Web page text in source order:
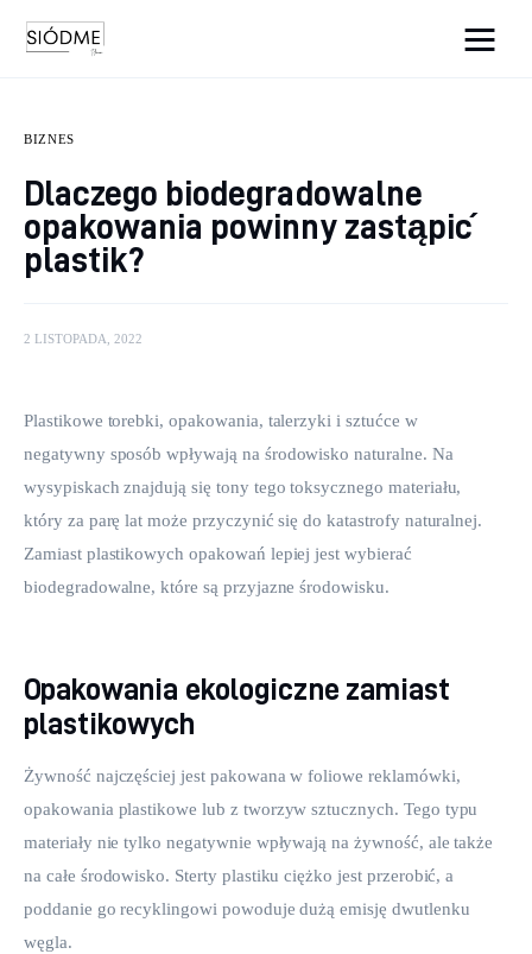
Uroda
Edukacja
Dom i ogród
BIZNES
Dlaczego biodegradowalne
opakowania powinny zastąpić
plastik?
2 LISTOPADA, 2022
Plastikowe torebki, opakowania, talerzyki i sztućce w
negatywny sposób wpływają na środowisko naturalne. Na
wysypiskach znajdują się tony tego toksycznego materiału,
który za parę lat może przyczynić się do katastrofy naturalnej.
Zamiast plastikowych opakowań lepiej jest wybierać
biodegradowalne, które są przyjazne środowisku.
Opakowania ekologiczne zamiast
plastikowych
Żywność najczęściej jest pakowana w foliowe reklamówki,
opakowania plastikowe lub z tworzyw sztucznych. Tego typu
materiały nie tylko negatywnie wpływają na żywność, ale także
na całe środowisko. Sterty plastiku ciężko jest przerobić, a
poddanie go recyklingowi powoduje dużą emisję dwutlenku
węgla.